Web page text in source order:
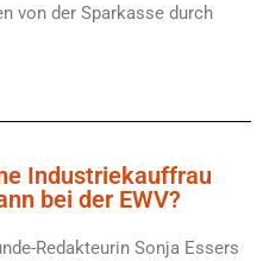
von der Sparkasse durch
Industriekauffrau
bei der EWV?
Redakteurin Sonja Essers